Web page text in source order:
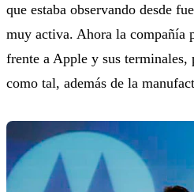
que estaba observando desde
muy activa. Ahora la compañía
frente a Apple y sus terminales,
como tal, además de la